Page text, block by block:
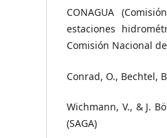
CONAGUA
estaciones
Comisión Nacional
Conrad, O., Bechtel,
Wichmann, V., & J.
(SAGA)